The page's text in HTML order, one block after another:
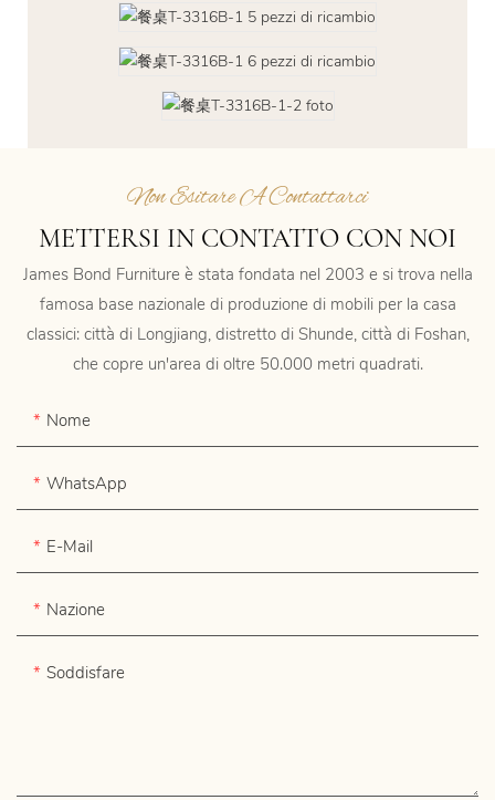
Non Esitare A Contattarci
METTERSI IN CONTATTO CON NOI
James Bond Furniture è stata fondata nel 2003 e si trova nella
famosa base nazionale di produzione di mobili per la casa
classici: città di Longjiang, distretto di Shunde, città di Foshan,
che copre un'area di oltre 50.000 metri quadrati.
Nome
WhatsApp
E-Mail
Nazione
Soddisfare